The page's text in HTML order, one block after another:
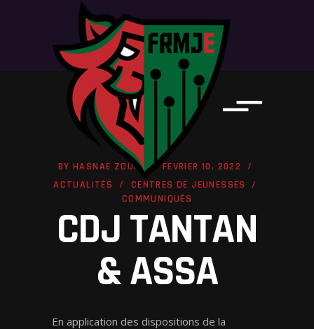
BY HASNAE ZOUMI
FÉVRIER 10, 2022
ACTUALITÉS
CENTRES DE JEUNESSES
COMMUNIQUÉS
CDJ TANTAN
& ASSA
En application des dispositions de la